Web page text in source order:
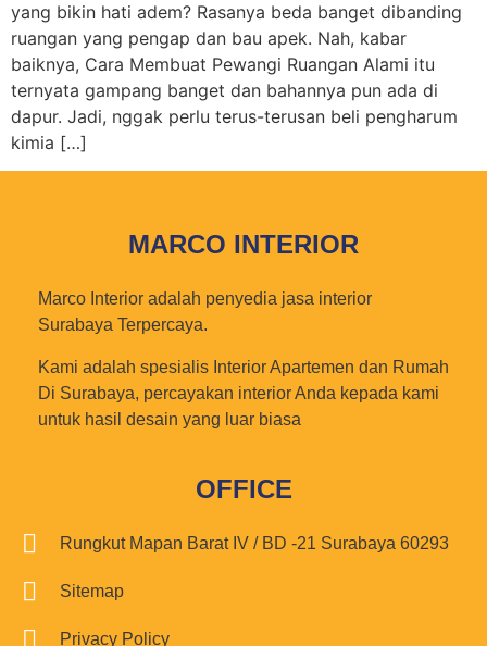
yang bikin hati adem? Rasanya beda banget dibanding
ruangan yang pengap dan bau apek. Nah, kabar
baiknya, Cara Membuat Pewangi Ruangan Alami itu
ternyata gampang banget dan bahannya pun ada di
dapur. Jadi, nggak perlu terus-terusan beli pengharum
kimia […]
MARCO INTERIOR
Marco Interior adalah penyedia jasa interior
Surabaya Terpercaya.
Kami adalah spesialis Interior Apartemen dan Rumah
Di Surabaya, percayakan interior Anda kepada kami
untuk hasil desain yang luar biasa
OFFICE
Rungkut Mapan Barat IV / BD -21 Surabaya 60293
Sitemap
Privacy Policy